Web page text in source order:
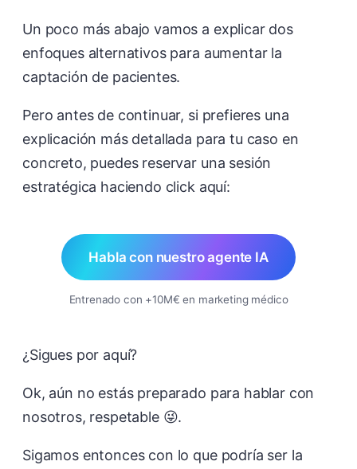
Un poco más abajo vamos a explicar dos
enfoques alternativos para aumentar la
captación de pacientes.
Pero antes de continuar, si prefieres una
explicación más detallada para tu caso en
concreto, puedes reservar una sesión
estratégica haciendo click aquí:
Habla con nuestro agente IA
Entrenado con +10M€ en marketing médico
¿Sigues por aquí?
Ok, aún no estás preparado para hablar con
nosotros, respetable 😜.
Sigamos entonces con lo que podría ser la